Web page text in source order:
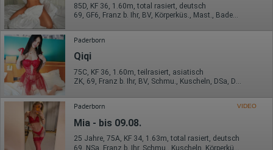
Europäischen Wirtschaftsraum gekürzt, dies bedeutet, dass alle
Daten anonym erhoben werden. Nur in Ausnahmefällen wird die
volle IP-Adresse an einen Server von Google in den USA
übertragen und dort gekürzt. Die von dem Browser des Nutzers
übermittelte IP-Adresse wird nicht mit anderen Daten von Google
zusammengeführt.
Erhobene Informationen zum Besucherverhalten sind folgende:
Herkunft (Land und Stadt)
Sprache
Betriebssystem
Gerät (PC, Tablet-PC oder Smartphone)
Browser und alle verwendeten Add-ons
Auflösung des Computers
Besucherquelle (Facebook, Suchmaschine oder
85D, KF 36, 1.60m, total rasiert, deutsch
69, GF6, Franz b. Ihr, BV, Körperküs., Mast., Baden / Duschen
Paderborn
Qiqi
75C, KF 36, 1.60m, teilrasiert, asiatisch
ZK, 69, Franz b. Ihr, BV, Schmu., Kuscheln, DSa, DSp
Paderborn VIDEO
Mia - bis 09.08.
25 Jahre, 75A, KF 34, 1.63m, total rasiert, deutsch